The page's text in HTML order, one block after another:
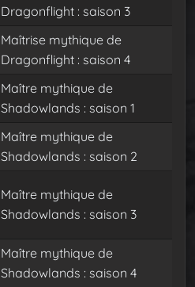
Dragonflight : saison 3
Maîtrise mythique de
Dragonflight : saison 4
Maître mythique de
Shadowlands : saison 1
Maître mythique de
Shadowlands : saison 2
Maître mythique de
Shadowlands : saison 3
Maître mythique de
Shadowlands : saison 4